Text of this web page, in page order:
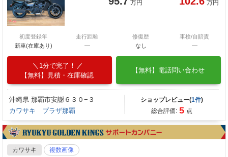
万円 万円
初度登録年
新車(在庫あり)
走行距離
―
修復歴
なし
車検/自賠責
―
1分で完了！
【無料】見積・在庫確認
【無料】電話問い合わせ
沖縄県 那覇市安謝６３０−３
カワサキ プラザ那覇
ショップレビュー(1件)
総合評価: 5 点
カワサキ 複数画像